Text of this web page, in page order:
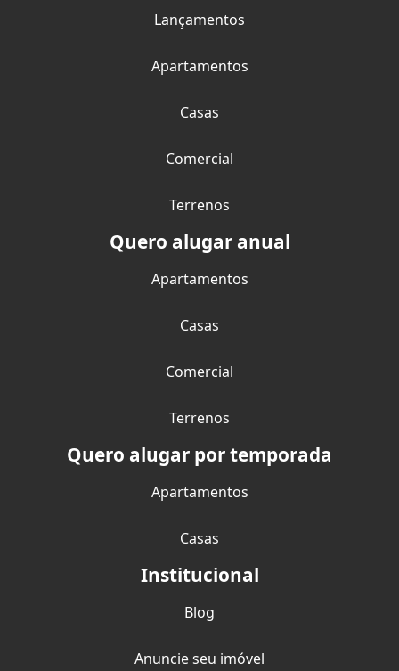
Lançamentos
Apartamentos
Casas
Comercial
Terrenos
Quero alugar anual
Apartamentos
Casas
Comercial
Terrenos
Quero alugar por temporada
Apartamentos
Casas
Institucional
Blog
Anuncie seu imóvel